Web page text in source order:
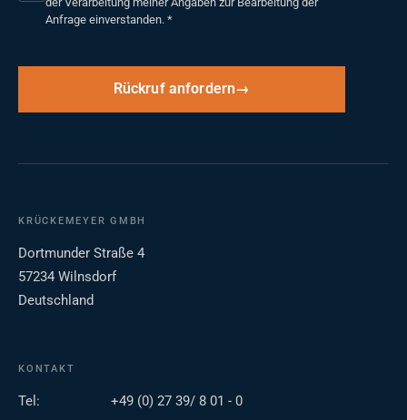
Anfrage einverstanden. *
Rückruf anfordern
KRÜCKEMEYER GMBH
Dortmunder Straße 4
57234 Wilnsdorf
Deutschland
KONTAKT
Tel:
+49 (0) 27 39/ 8 01 - 0